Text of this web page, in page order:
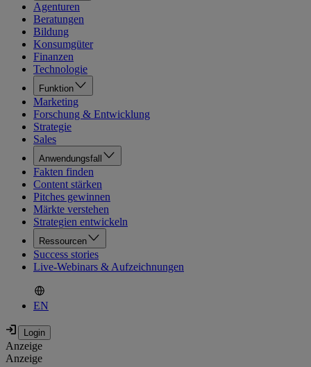
Agenturen
Beratungen
Bildung
Konsumgüter
Finanzen
Technologie
Funktion
Marketing
Forschung & Entwicklung
Strategie
Sales
Anwendungsfall
Fakten finden
Content stärken
Pitches gewinnen
Märkte verstehen
Strategien entwickeln
Ressourcen
Success stories
Live-Webinars & Aufzeichnungen
EN
Anzeige
Anzeige